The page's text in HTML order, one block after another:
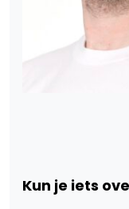
Kun je iets